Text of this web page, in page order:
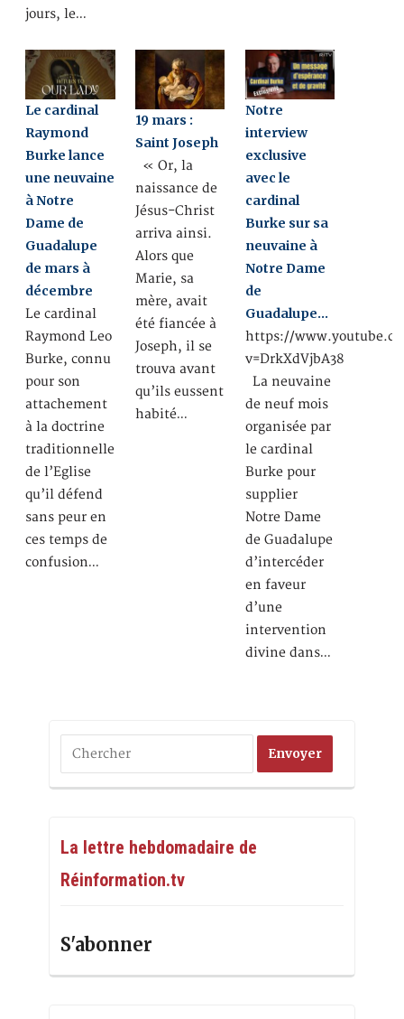
jours, le…
Le cardinal
Raymond
Burke lance
une neuvaine
à Notre
Dame de
Guadalupe
de mars à
décembre
Le cardinal
Raymond Leo
Burke, connu
pour son
attachement
à la doctrine
traditionnelle
de l’Eglise
qu’il défend
sans peur en
ces temps de
confusion…
19 mars :
Saint Joseph
« Or, la
naissance de
Jésus-Christ
arriva ainsi.
Alors que
Marie, sa
mère, avait
été fiancée à
Joseph, il se
trouva avant
qu’ils eussent
habité…
Notre
interview
exclusive
avec le
cardinal
Burke sur sa
neuvaine à
Notre Dame
de
Guadalupe…
https://
v=DrkXdVjbA38
La neuvaine
de neuf mois
organisée par
le cardinal
Burke pour
supplier
Notre Dame
de Guadalupe
d’intercéder
en faveur
d’une
intervention
divine dans…
La lettre hebdomadaire de
Réinformation.tv
S'abonner